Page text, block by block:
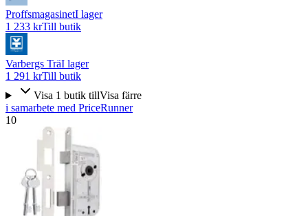
ProffsmagasinetI lager
1 233 krTill butik
Varbergs TräI lager
1 291 krTill butik
Visa 1 butik tillVisa färre
i samarbete med PriceRunner
10